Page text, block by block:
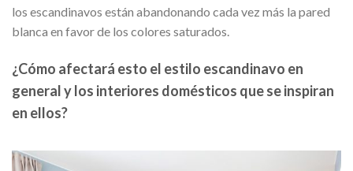
los escandinavos están abandonando cada vez más la pared
blanca en favor de los colores saturados.
¿Cómo afectará esto el estilo escandinavo en
general y los interiores domésticos que se inspiran
en ellos?